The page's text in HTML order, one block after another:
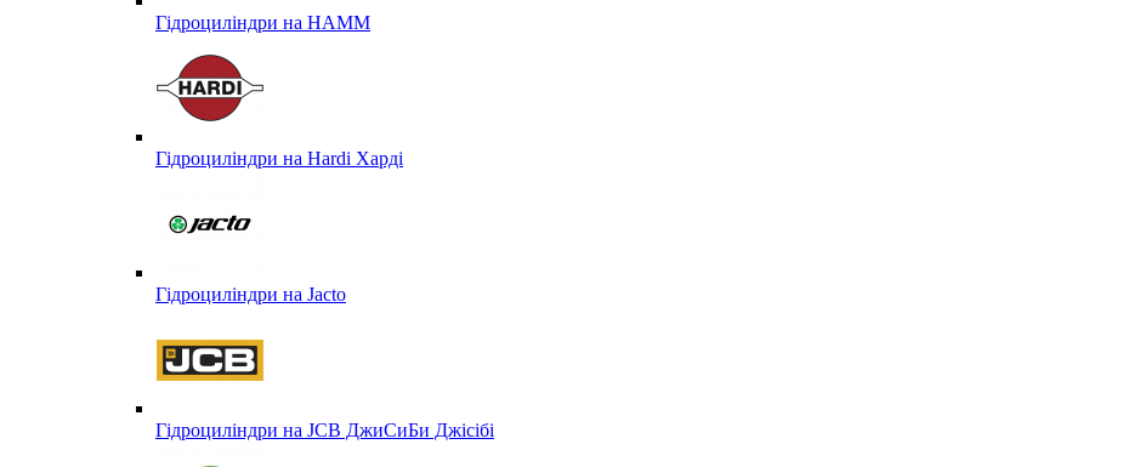
Гідроциліндри на HAMM
Гідроциліндри на Hardi Харді
Гідроциліндри на Jacto
Гідроциліндри на JCB ДжиСиБи Джісібі